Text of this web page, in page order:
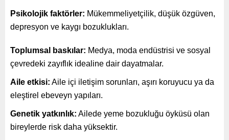
Psikolojik faktörler: Mükemmeliyetçilik, düşük özgüven,
depresyon ve kaygı bozuklukları.
Toplumsal baskılar: Medya, moda endüstrisi ve sosyal
çevredeki zayıflık idealine dair dayatmalar.
Aile etkisi: Aile içi iletişim sorunları, aşırı koruyucu ya da
eleştirel ebeveyn yapıları.
Genetik yatkınlık: Ailede yeme bozukluğu öyküsü olan
bireylerde risk daha yüksektir.